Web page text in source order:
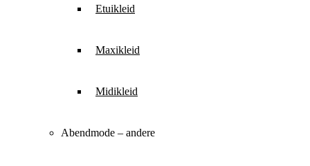
Etuikleid
Maxikleid
Midikleid
Abendmode – andere